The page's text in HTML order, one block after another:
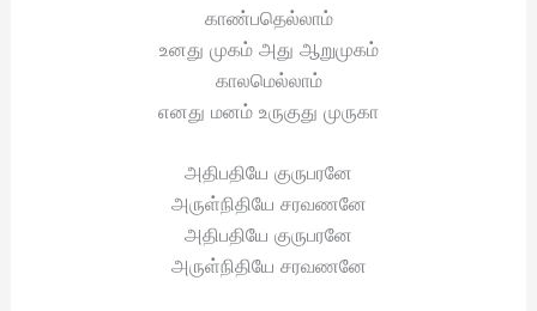
காண்பதெல்லாம்
உனது முகம் அது ஆறுமுகம்
காலமெல்லாம்
எனது மனம் உருகுது முருகா
அதிபதியே குருபரனே
அருள்நிதியே சரவணனே
அதிபதியே குருபரனே
அருள்நிதியே சரவணனே